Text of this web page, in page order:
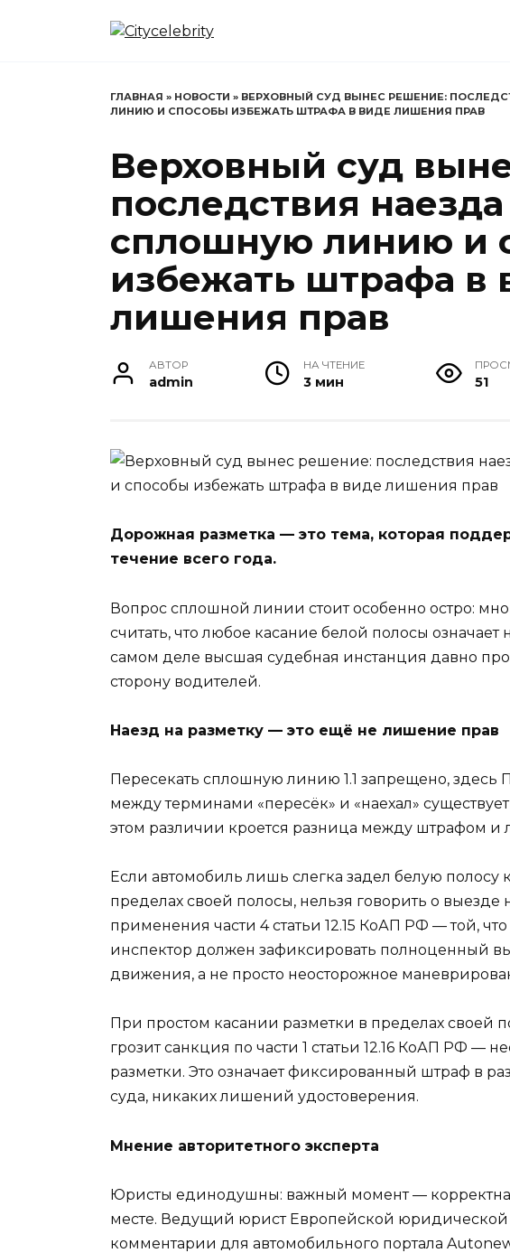
ГЛАВНАЯ » НОВОСТИ » ВЕРХОВНЫЙ СУД ВЫНЕС РЕШЕНИЕ:
ЛИНИЮ И СПОСОБЫ ИЗБЕЖАТЬ ШТРАФА В ВИДЕ ЛИШЕНИЯ ПРАВ
Верховный суд
последствия
сплошную линию и
избежать штрафа в
лишения прав
АВТОР
admin
НА ЧТЕНИЕ
3 мин 51
Дорожная разметка — это тема, которая
течение всего года.
Вопрос сплошной линии стоит особенно остро:
считать, что любое касание белой полосы
самом деле высшая судебная инстанция давно
сторону водителей.
Наезд на разметку — это ещё не лишение прав
Пересекать сплошную линию 1.1 запрещено, здесь
между терминами «пересёк» и «наехал»
этом различии кроется разница между штрафом и
Если автомобиль лишь слегка задел белую полосу
пределах своей полосы, нельзя говорить о выезде
применения части 4 статьи 12.15 КоАП РФ — той,
инспектор должен зафиксировать полноценный
движения, а не просто неосторожное
При простом касании разметки в пределах своей
грозит санкция по части 1 статьи 12.16 КоАП РФ —
разметки. Это означает фиксированный штраф в
суда, никаких лишений удостоверения.
Мнение авторитетного эксперта
Юристы единодушны: важный момент —
месте. Ведущий юрист Европейской
комментарии для автомобильного портала